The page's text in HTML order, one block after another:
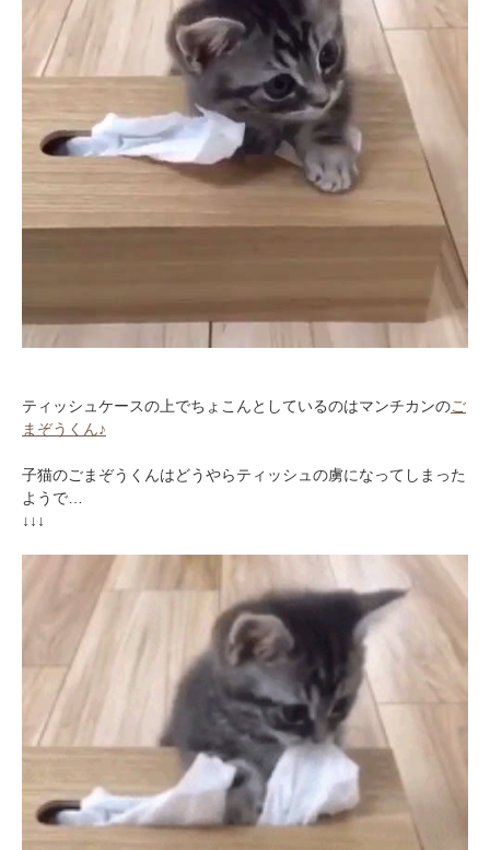
ティッシュケースの上でちょこんとしているのはマンチカンのご
まぞうくん♪
子猫のごまぞうくんはどうやらティッシュの虜になってしまった
ようで…
↓↓↓